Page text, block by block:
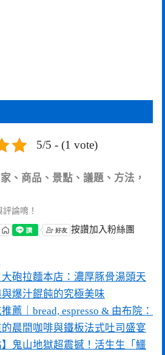
5/5 - (1 vote)
、商品、景點、議題、方法，
論唷！
按讚加入粉絲團
大砲拉麵本店：濃厚豚骨湯頭天
爆汁餛飩的究極美味
薦｜bread, espresso & 由布院：
晨間咖啡與鐵板法式吐司盛宴
】鬼山地獄超震撼！活生生「鱷